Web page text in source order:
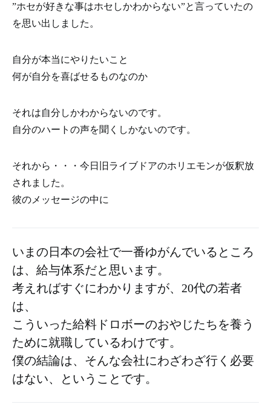
”ホセが好きな事はホセしかわからない”と言っていたの
を思い出しました。
自分が本当にやりたいこと
何が自分を喜ばせるものなのか
それは自分しかわからないのです。
自分のハートの声を聞くしかないのです。
それから・・・今日旧ライブドアのホリエモンが仮釈放
されました。
彼のメッセージの中に
いまの日本の会社で一番ゆがんでいるところ
は、給与体系だと思います。
考えればすぐにわかりますが、20代の若者
は、
こういった給料ドロボーのおやじたちを養う
ために就職しているわけです。
僕の結論は、そんな会社にわざわざ行く必要
はない、ということです。